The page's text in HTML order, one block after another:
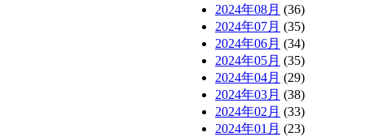
2024年08月 (36)
2024年07月 (35)
2024年06月 (34)
2024年05月 (35)
2024年04月 (29)
2024年03月 (38)
2024年02月 (33)
2024年01月 (23)